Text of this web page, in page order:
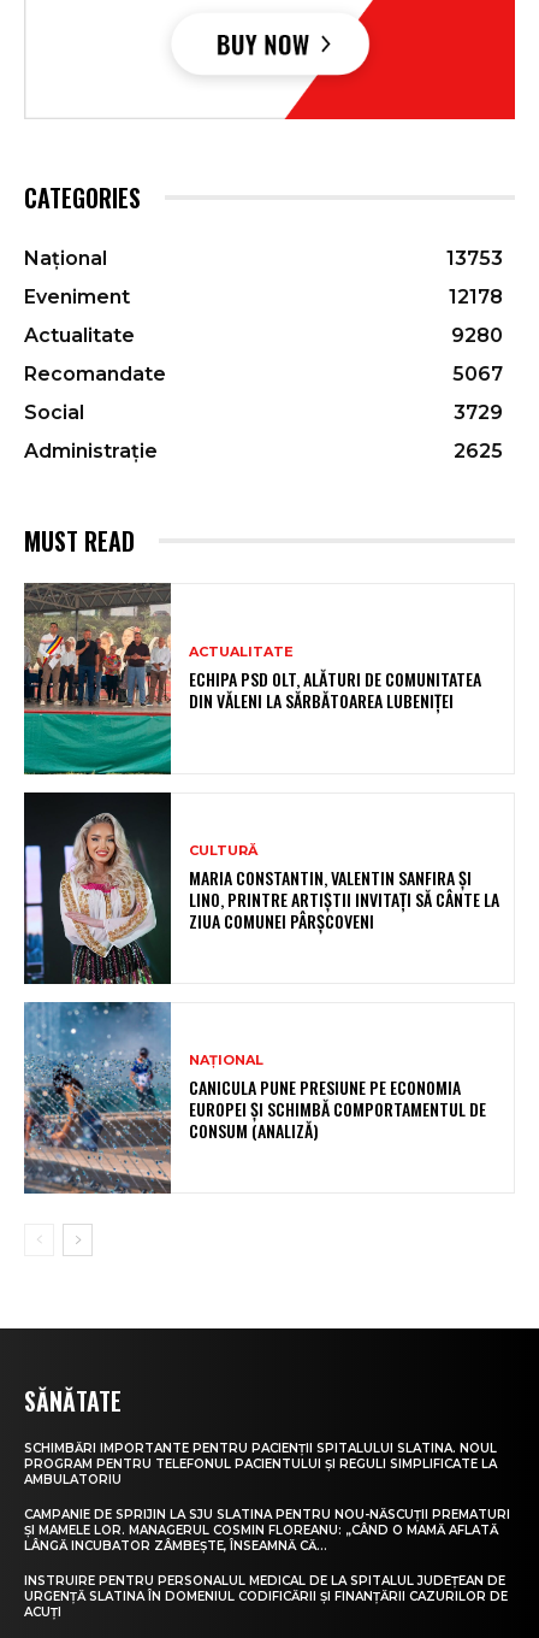
CATEGORIES
Național
13753
Eveniment
12178
Actualitate
9280
Recomandate
5067
Social
3729
Administrație
2625
MUST READ
ACTUALITATE
ECHIPA PSD OLT, ALĂTURI DE COMUNITATEA
DIN VĂLENI LA SĂRBĂTOAREA LUBENIȚEI
CULTURĂ
MARIA CONSTANTIN, VALENTIN SANFIRA ȘI
LINO, PRINTRE ARTIȘTII INVITAȚI SĂ CÂNTE LA
ZIUA COMUNEI PÂRȘCOVENI
NAȚIONAL
CANICULA PUNE PRESIUNE PE ECONOMIA
EUROPEI ȘI SCHIMBĂ COMPORTAMENTUL DE
CONSUM (ANALIZĂ)
SĂNĂTATE
SCHIMBĂRI IMPORTANTE PENTRU PACIENȚII SPITALULUI SLATINA. NOUL
PROGRAM PENTRU TELEFONUL PACIENTULUI ȘI REGULI SIMPLIFICATE LA
AMBULATORIU
CAMPANIE DE SPRIJIN LA SJU SLATINA PENTRU NOU-NĂSCUȚII PREMATURI
ȘI MAMELE LOR. MANAGERUL COSMIN FLOREANU: „CÂND O MAMĂ AFLATĂ
LÂNGĂ INCUBATOR ZÂMBEȘTE, ÎNSEAMNĂ CĂ...
INSTRUIRE PENTRU PERSONALUL MEDICAL DE LA SPITALUL JUDEȚEAN DE
URGENȚĂ SLATINA ÎN DOMENIUL CODIFICĂRII ȘI FINANȚĂRII CAZURILOR DE
ACUȚI